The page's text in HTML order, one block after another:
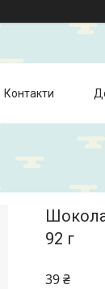
Контакти
92 г
39 ₴